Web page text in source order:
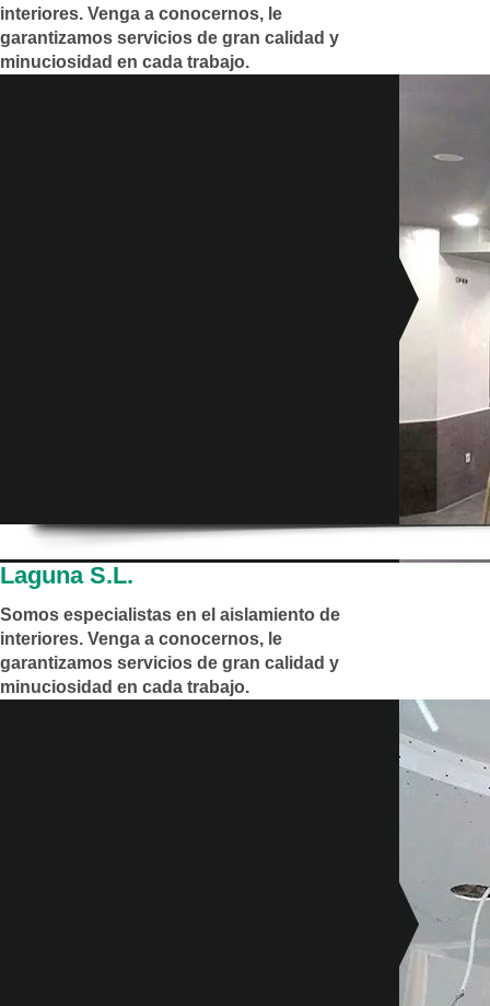
interiores. Venga a conocernos, le
garantizamos servicios de gran calidad y
minuciosidad en cada trabajo.
Laguna S.L.
Somos especialistas en el aislamiento de
interiores. Venga a conocernos, le
garantizamos servicios de gran calidad y
minuciosidad en cada trabajo.